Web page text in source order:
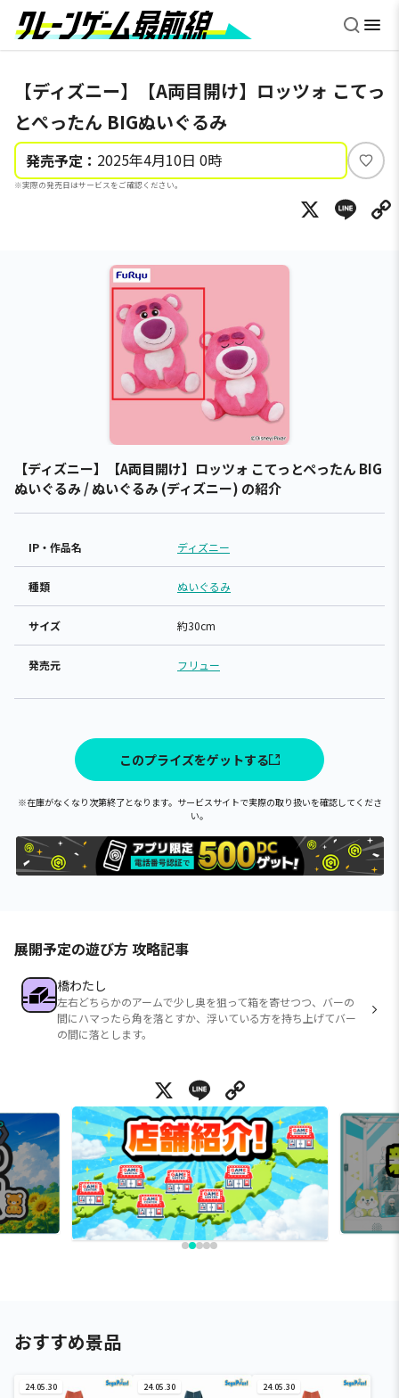
【ディズニー】【A両目開け】ロッツォ こてっ
とぺったん BIGぬいぐるみ
発売予定： 2025年4月10日 0時
※実際の発売日はサービスをご確認ください。
い
ね
X
【ディズニー】【A両目開け】ロッツォ こてっとぺったん BIG
ぬいぐるみ / ぬいぐるみ (ディズニー) の紹介
IP・作品名 ディズニー
種類 ぬいぐるみ
サイズ 約30cm
発売元 フリュー
このプライズをゲットする
※在庫がなくなり次第終了となります。サービスサイトで実際の取り扱いを確認してくださ
い。
展開予定の遊び方 攻略記事
橋わたし
左右どちらかのアームで少し奥を狙って箱を寄せつつ、バーの
間にハマったら角を落とすか、浮いている方を持ち上げてバー
の間に落とします。
X Line
おすすめ景品
24.05.30 24.05.30 24.05.30